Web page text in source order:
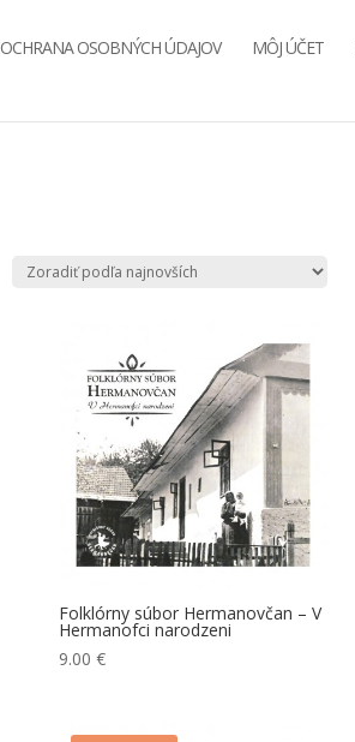
OCHRANA OSOBNÝCH ÚDAJOV MÔJ ÚČET
Folklórny súbor Hermanovčan – V
Hermanofci narodzeni
9.00 €